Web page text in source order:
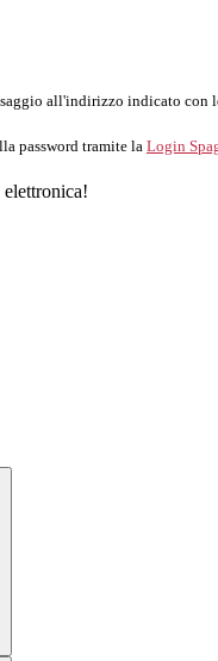
all'indirizzo indicato con
password tramite la Login